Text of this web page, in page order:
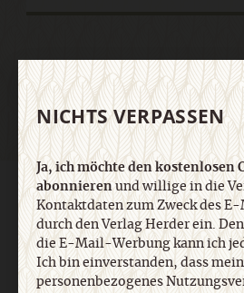
AGB und Widerrufsbelehrung
Impressum
Vertrag widerrufen
NICHTS VERPASSEN
Ja, ich möchte den kostenlosen
abonnierenund willige in die
Kontaktdaten zum Zweck des
durch den Verlag Herder ein.
die E-Mail-Werbung kann ich
Ich bin einverstanden, dass mein
personenbezogenes